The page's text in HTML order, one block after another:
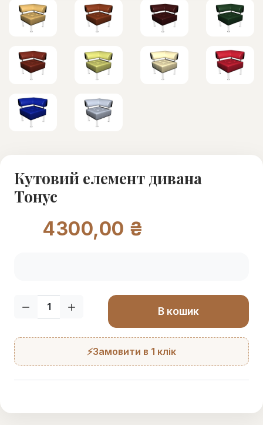
Кутовий елемент дивана
Тонус
4300,00 ₴
Кількість:
В кошик
⚡Замовити в 1 клік